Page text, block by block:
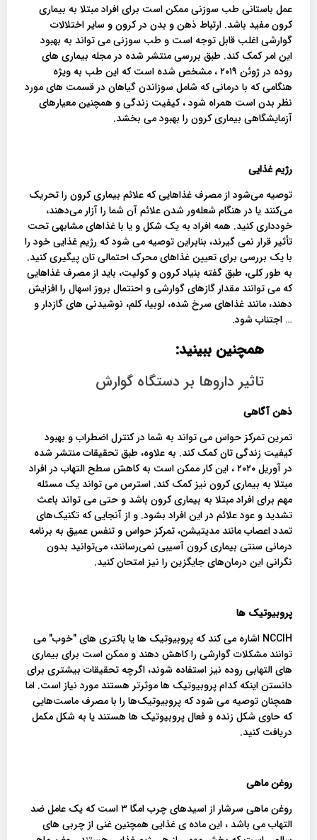
عمل باستانی طب سوزنی ممکن است برای افراد مبتلا به بیماری
کرون مفید باشد. ارتباط ذهن و بدن در کرون و سایر اختلالات
گوارشی اغلب قابل توجه است و طب سوزنی می تواند به بهبود
این امر کمک کند. طبق بررسی منتشر شده در مجله بیماری های
روده در ژوئن ۲۰۱۹ ، مشخص شده است که این طب به ویژه
هنگامی که با درمانی که شامل سوزاندن گیاهان در قسمت های مورد
نظر بدن است همراه شود ، کیفیت زندگی و همچنین معیارهای
آزمایشگاهی بیماری کرون را بهبود می بخشد.
رژیم غذایی
توصیه می‌شود از مصرف غذاهایی که علائم بیماری کرون را تحریک
می‌کنند یا در هنگام شعله‌ور شدن علائم آن شما را آزار می‌دهند،
خودداری کنید. همه افراد به یک شکل و یا با غذاهای مشابهی تحت
تأثیر قرار نمی گیرند، بنابراین توصیه می شود که رژیم غذایی خود را
با یک بررسی برای تعیین غذاهای محرک احتمالی تان پیگیری کنید.
به طور کلی، طبق گفته بنیاد کرون و کولیت، باید از مصرف غذاهایی
که می توانند مقدار گازهای گوارشی و احنتمال بروز اسهال را افزایش
دهند، مانند غذاهای سرخ شده، لوبیا، کلم، نوشیدنی های گازدار و
… اجتناب شود.
همچنین ببینید:
تاثیر داروها بر دستگاه گوارش
ذهن آگاهی
تمرین تمرکز حواس می تواند به شما در کنترل اضطراب و بهبود
کیفیت زندگی تان کمک کند. به علاوه، طبق تحقیقات منتشر شده
در آوریل ۲۰۲۰ ، این کار ممکن است به کاهش سطح التهاب در افراد
مبتلا به بیماری کرون نیز کمک کند. استرس می تواند یک مسئله
مهم برای افراد مبتلا به بیماری کرون باشد و حتی می تواند باعث
تشدید و عود علائم در این افراد بشود. و از آنجایی که تکنیک‌های
تمدد اعصاب مانند مدیتیشن، تمرکز حواس و تنفس عمیق به برنامه
درمانی سنتی بیماری کرون آسیبی نمی‌رسانند، می‌توانید بدون
نگرانی این درمان‌های جایگزین را نیز امتحان کنید.
پروبیوتیک ها
NCCIH اشاره می کند که پروبیوتیک ها یا باکتری های "خوب" می
توانند مشکلات گوارشی را کاهش دهند و ممکن است برای بیماری
های التهابی روده نیز استفاده شوند، اگرچه تحقیقات بیشتری برای
دانستن اینکه کدام پروبیوتیک ها موثرتر هستند مورد نیاز است. اما
همچنان توصیه می شود که پروبیوتیک‌ها را با مصرف ماست‌هایی
که حاوی شکل زنده و فعال پروبیوتیک ها هستند یا به شکل مکمل
دریافت کنید.
روغن ماهی
روغن ماهی سرشار از اسیدهای چرب امگا ۳ است که یک عامل ضد
التهاب می باشد ، این ماده ی غذایی همچنین غنی از چربی های